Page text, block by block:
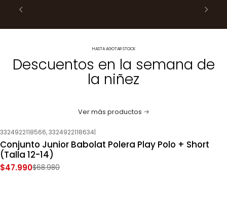
HASTA AGOTAR STOCK
Descuentos en la semana de
la niñez
Ver más productos
-30%OFF
Nuevo
3324922118566, 3324922118634|
Conjunto Junior Babolat Polera Play Polo + Short
(Talla 12-14)
$47.990$68.980